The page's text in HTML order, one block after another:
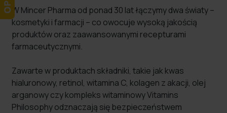
W Mincer Pharma od ponad 30 lat łączymy dwa światy –
kosmetyki i farmacji – co owocuje wysoką jakością
produktów oraz zaawansowanymi recepturami
farmaceutycznymi.
Zawarte w produktach składniki, takie jak kwas
hialuronowy, retinol, witamina C, kolagen z akacji, olej
arganowy czy kompleks witaminowy Vitamins
Philosophy odznaczają się bezpieczeństwem